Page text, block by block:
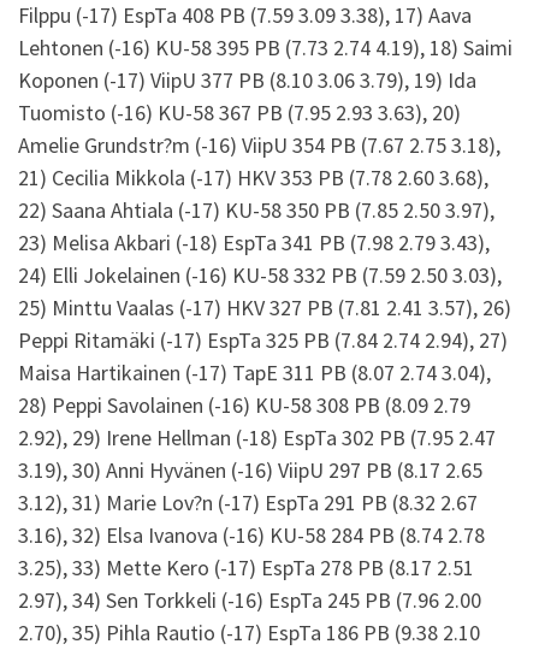
Filppu (-17) EspTa 408 PB (7.59 3.09 3.38), 17) Aava
Lehtonen (-16) KU-58 395 PB (7.73 2.74 4.19), 18) Saimi
Koponen (-17) ViipU 377 PB (8.10 3.06 3.79), 19) Ida
Tuomisto (-16) KU-58 367 PB (7.95 2.93 3.63), 20)
Amelie Grundstr?m (-16) ViipU 354 PB (7.67 2.75 3.18),
21) Cecilia Mikkola (-17) HKV 353 PB (7.78 2.60 3.68),
22) Saana Ahtiala (-17) KU-58 350 PB (7.85 2.50 3.97),
23) Melisa Akbari (-18) EspTa 341 PB (7.98 2.79 3.43),
24) Elli Jokelainen (-16) KU-58 332 PB (7.59 2.50 3.03),
25) Minttu Vaalas (-17) HKV 327 PB (7.81 2.41 3.57), 26)
Peppi Ritamäki (-17) EspTa 325 PB (7.84 2.74 2.94), 27)
Maisa Hartikainen (-17) TapE 311 PB (8.07 2.74 3.04),
28) Peppi Savolainen (-16) KU-58 308 PB (8.09 2.79
2.92), 29) Irene Hellman (-18) EspTa 302 PB (7.95 2.47
3.19), 30) Anni Hyvänen (-16) ViipU 297 PB (8.17 2.65
3.12), 31) Marie Lov?n (-17) EspTa 291 PB (8.32 2.67
3.16), 32) Elsa Ivanova (-16) KU-58 284 PB (8.74 2.78
3.25), 33) Mette Kero (-17) EspTa 278 PB (8.17 2.51
2.97), 34) Sen Torkkeli (-16) EspTa 245 PB (7.96 2.00
2.70), 35) Pihla Rautio (-17) EspTa 186 PB (9.38 2.10